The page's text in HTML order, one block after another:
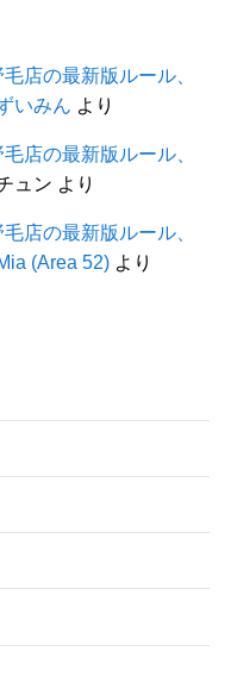
店の最新版ルール、
いみん より
店の最新版ルール、
ュン より
店の最新版ルール、
(Area 52)より